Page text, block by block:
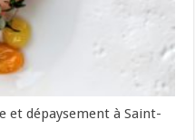
et dépaysement à Saint-